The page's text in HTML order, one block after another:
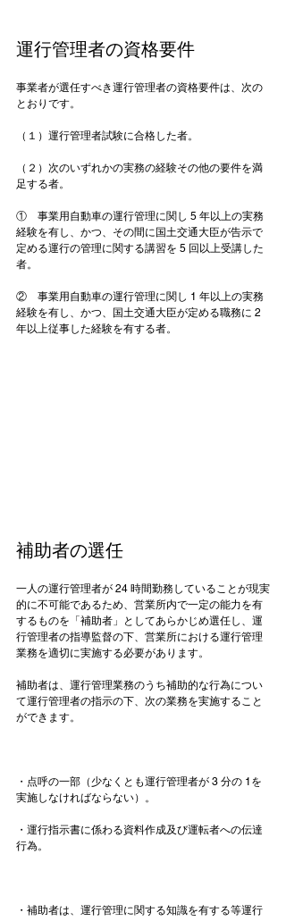
運行管理者の資格要件
事業者が選任すべき運行管理者の資格要件は、次の
とおりです。
（１）運行管理者試験に合格した者。
（２）次のいずれかの実務の経験その他の要件を満
足する者。
①　事業用自動車の運行管理に関し 5 年以上の実務
経験を有し、かつ、その間に国土交通大臣が告示で
定める運行の管理に関する講習を 5 回以上受講した
者。
②　事業用自動車の運行管理に関し 1 年以上の実務
経験を有し、かつ、国土交通大臣が定める職務に 2
年以上従事した経験を有する者。
補助者の選任
一人の運行管理者が 24 時間勤務していることが現実
的に不可能であるため、営業所内で一定の能力を有
するものを「補助者」としてあらかじめ選任し、運
行管理者の指導監督の下、営業所における運行管理
業務を適切に実施する必要があります。
補助者は、運行管理業務のうち補助的な行為につい
て運行管理者の指示の下、次の業務を実施すること
ができます。
・点呼の一部（少なくとも運行管理者が 3 分の 1を
実施しなければならない）。
・運行指示書に係わる資料作成及び運転者への伝達
行為。
・補助者は、運行管理に関する知識を有する等運行